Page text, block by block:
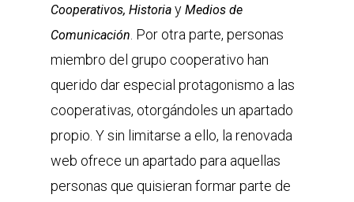
Cooperativos, Historia y Medios de
Comunicación . Por otra parte, personas
miembro del grupo cooperativo han
querido dar especial protagonismo a las
cooperativas, otorgándoles un apartado
propio. Y sin limitarse a ello, la renovada
web ofrece un apartado para aquellas
personas que quisieran formar parte de